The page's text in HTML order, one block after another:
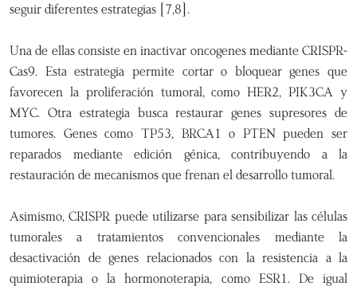
seguir diferentes estrategias [7,8].
Una de ellas consiste en inactivar oncogenes mediante CRISPR-
Cas9. Esta estrategia permite cortar o bloquear genes que
favorecen la proliferación tumoral, como HER2, PIK3CA y
MYC. Otra estrategia busca restaurar genes supresores de
tumores. Genes como TP53, BRCA1 o PTEN pueden ser
reparados mediante edición génica, contribuyendo a la
restauración de mecanismos que frenan el desarrollo tumoral.
Asimismo, CRISPR puede utilizarse para sensibilizar las células
tumorales a tratamientos convencionales mediante la
desactivación de genes relacionados con la resistencia a la
quimioterapia o la hormonoterapia, como ESR1. De igual